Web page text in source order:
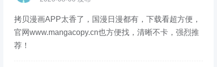
拷贝漫画APP太香了，国漫日漫都有，下载看超方便，
官网www.mangacopy.cn也方便找，清晰不卡，强烈推
荐！